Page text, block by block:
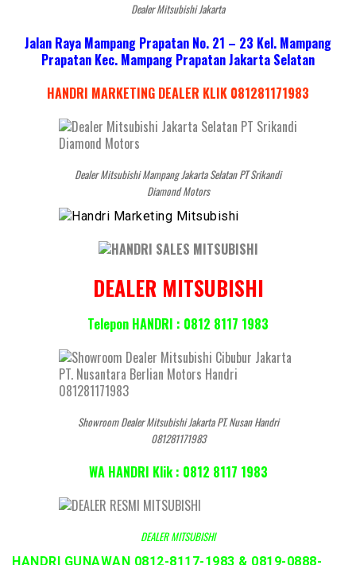
Dealer Mitsubishi Jakarta
Jalan Raya Mampang Prapatan No. 21 – 23 Kel. Mampang
Prapatan Kec. Mampang Prapatan Jakarta Selatan
HANDRI MARKETING DEALER KLIK 081281171983
Dealer Mitsubishi Mampang Jakarta Selatan PT Srikandi
Diamond Motors
DEALER MITSUBISHI
Telepon HANDRI : 0812 8117 1983
Showroom Dealer Mitsubishi Jakarta PT. Nusan Handri
081281171983
WA HANDRI Klik : 0812 8117 1983
DEALER MITSUBISHI
HANDRI GUNAWAN 0812-8117-1983 & 0819-0888-